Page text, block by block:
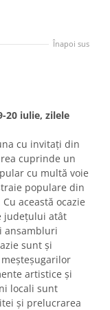
Înapoi sus
20 iulie, zilele
cu invitați din
cuprinde un
cu multă voie
populare din
această ocazie
județului atât
ansambluri
sunt și
artistice și
locali sunt
și prelucrarea